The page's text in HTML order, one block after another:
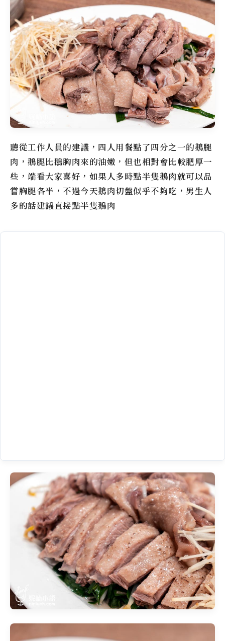
聽從工作人員的建議，四人用餐點了四分之一的鵝腿
肉，鵝腿比鵝胸肉來的油嫩，但也相對會比較肥厚一
些，端看大家喜好，如果人多時點半隻鵝肉就可以品
嘗胸腿各半，不過今天鵝肉切盤似乎不夠吃，男生人
多的話建議直接點半隻鵝肉